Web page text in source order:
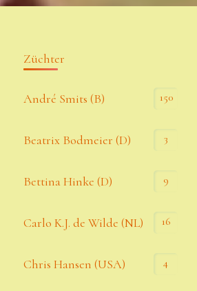
Züchter
André Smits (B) 150
Beatrix Bodmeier (D) 3
Bettina Hinke (D) 9
Carlo K.J. de Wilde (NL) 16
Chris Hansen (USA) 4